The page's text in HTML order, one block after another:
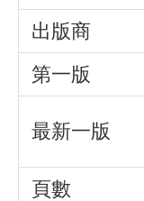
出版商
第一版
最新一版
頁數